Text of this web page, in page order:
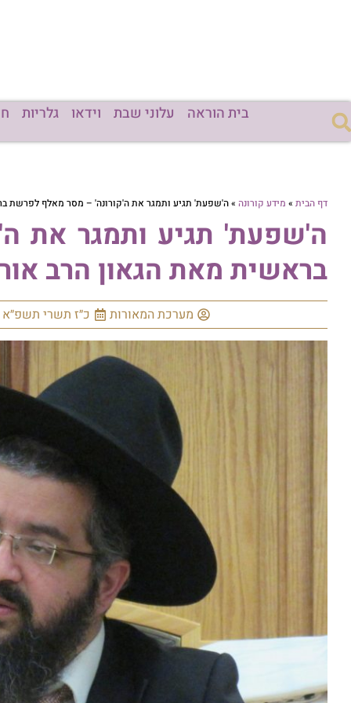
בית הוראה עלוני שבת וידאו גלריות
דף הבית » מידע קורונה »ה'שפעת' תגיע ותמגר את ה'קורונה' – מסר מאלף לפרשת
ה'שפעת' תגיע ותמגר את
בראשית מאת הגאון הרב
מערכת המאורות כ״ז תשרי תשפ״א